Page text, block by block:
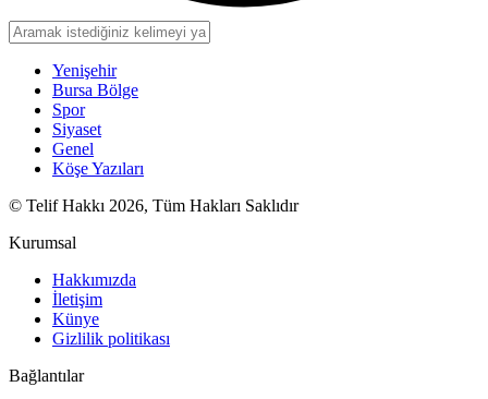
Yenişehir
Bursa Bölge
Spor
Siyaset
Genel
Köşe Yazıları
© Telif Hakkı 2026, Tüm Hakları Saklıdır
Kurumsal
Hakkımızda
İletişim
Künye
Gizlilik politikası
Bağlantılar